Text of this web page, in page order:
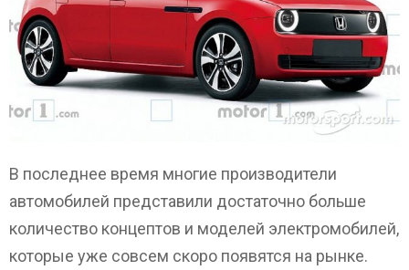
В последнее время многие производители
автомобилей представили достаточно больше
количество концептов и моделей электромобилей,
которые уже совсем скоро появятся на рынке.